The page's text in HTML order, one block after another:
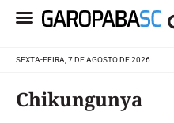
SEXTA-FEIRA, 7 DE AGOSTO DE 2026
Chikungunya